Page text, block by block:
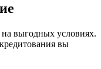
выгодных условиях.
вы